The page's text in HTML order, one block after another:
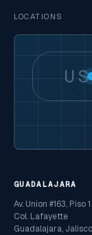
LOCATIONS
US
GUADALAJARA
Av. Union #163, Piso 1
Col. Lafayette
Guadalajara,